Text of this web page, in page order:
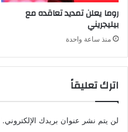
روما يعلن تمديد تعاقده مع
بيليجريني
منذ ساعة واحدة
اترك تعليقاً
لن يتم نشر عنوان بريدك الإلكتروني.